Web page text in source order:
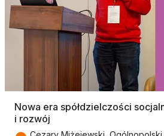
Nowa era spółdzielczości
i rozwój